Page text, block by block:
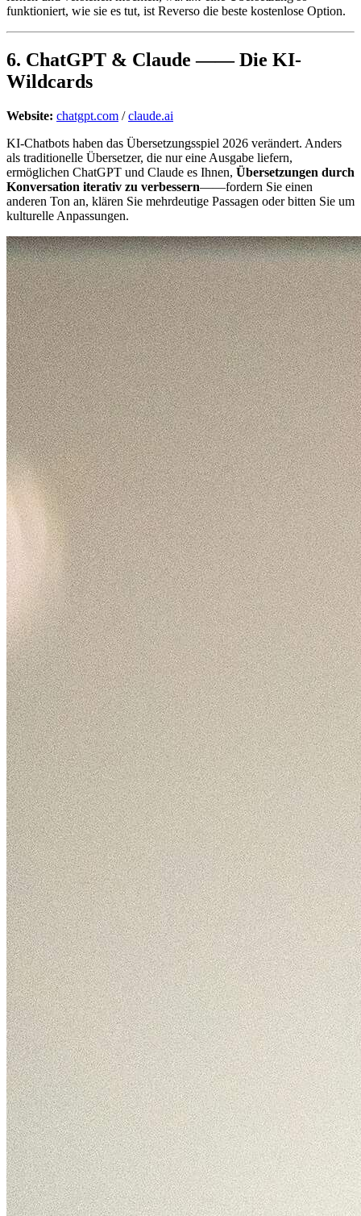
funktioniert, wie sie es tut, ist Reverso die beste kostenlose Option.
6. ChatGPT & Claude —— Die KI-
Wildcards
Website: chatgpt.com /claude.ai
KI-Chatbots haben das Übersetzungsspiel 2026 verändert. Anders
als traditionelle Übersetzer, die nur eine Ausgabe liefern,
ermöglichen ChatGPT und Claude es Ihnen, Übersetzungen durch
Konversation iterativ zu verbessern——fordern Sie einen
anderen Ton an, klären Sie mehrdeutige Passagen oder bitten Sie um
kulturelle Anpassungen.